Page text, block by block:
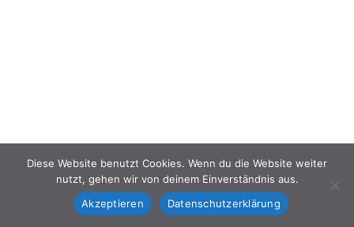
Diese Website benutzt Cookies. Wenn du die Website weiter
nutzt, gehen wir von deinem Einverständnis aus.
Akzeptieren
Datenschutzerklärung